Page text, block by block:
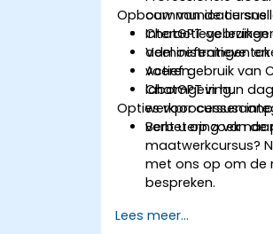
communicatie
ChatGPT
administratieve
voeren.
ChatGPT in hun
werkprocessen
verbetering van de
Opbouw van de cursus
Interactieve
Veel oefeningen
Actief gebruik van
labomgeving.
Opties voor
Bent u op zoek
maatwerkcursus?
met ons op om de
bespreken.
Lees meer...